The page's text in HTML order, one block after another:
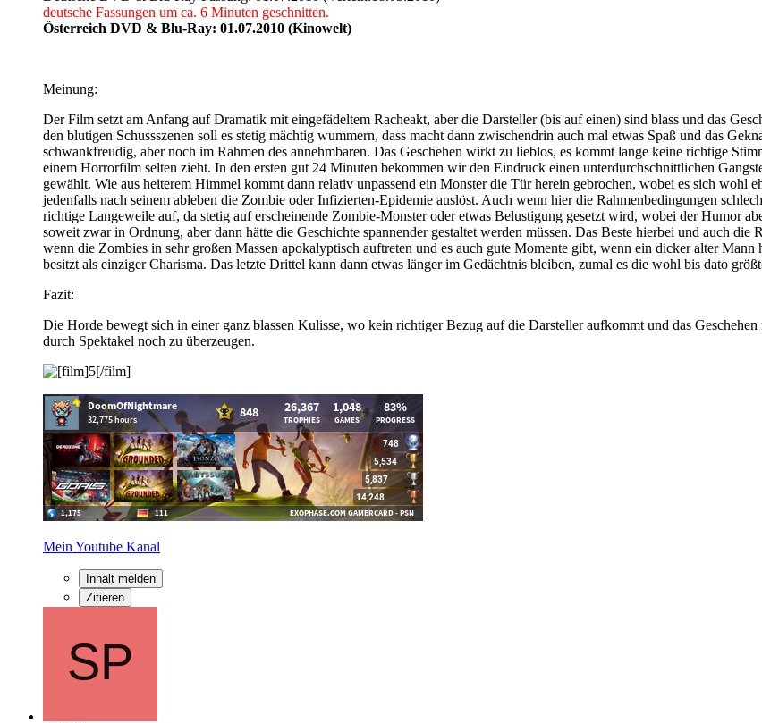
deutsche Fassungen um ca. 6 Minuten geschnitten.
Österreich DVD & Blu-Ray: 01.07.2010 (Kinowelt)
Meinung:
Der Film setzt am Anfang auf Dramatik mit eingefädeltem Racheakt, aber die Darsteller (bis auf einen) sind blass und das
den blutigen Schussszenen soll es stetig mächtig wummern, dass macht dann zwischendrin auch mal etwas Spaß und das
schwankfreudig, aber noch im Rahmen des annehmbaren. Das Geschehen wirkt zu lieblos, es kommt lange keine richtige
einem Horrorfilm selten zieht. In den ersten gut 24 Minuten bekommen wir den Eindruck einen unterdurchschnittlichen
gewählt. Wie aus heiterem Himmel kommt dann relativ unpassend ein Monster die Tür herein gebrochen, wobei es sich wohl
jedenfalls nach seinem ableben die Zombie oder Infizierten-Epidemie auslöst. Auch wenn hier die Rahmenbedingungen
richtige Langeweile auf, da stetig auf erscheinende Zombie-Monster oder etwas Belustigung gesetzt wird, wobei der Humor
soweit zwar in Ordnung, aber dann hätte die Geschichte spannender gestaltet werden müssen. Das Beste hierbei und auch
wenn die Zombies in sehr großen Massen apokalyptisch auftreten und es auch gute Momente gibt, wenn ein dicker alter
besitzt als einziger Charisma. Das letzte Drittel kann dann etwas länger im Gedächtnis bleiben, zumal es die wohl bis dato
Fazit:
Die Horde bewegt sich in einer ganz blassen Kulisse, wo kein richtiger Bezug auf die Darsteller aufkommt und das
durch Spektakel noch zu überzeugen.
Mein Youtube Kanal
Inhalt melden
Zitieren